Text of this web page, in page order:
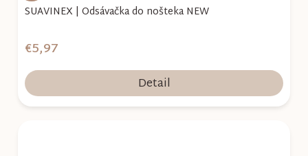
SUAVINEX | Odsávačka do nošteka NEW
€5,97
Detail